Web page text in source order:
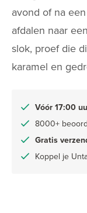
avond of na
afdalen naar
slok, proef die
karamel en
Vóór 17:00
8000+
Gratis
Koppel je